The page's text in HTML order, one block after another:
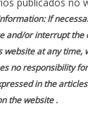
If
and/or interrupt the
website at any time,
no responsibility
in the
the website .
da vida que
a
Portugal e
em que entrei
discurso, a
que
foi aceite e